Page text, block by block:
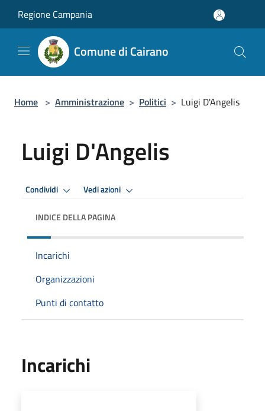
Regione Campania
Comune di Cairano
Home > Amministrazione > Politici > Luigi D'Angelis
Luigi D'Angelis
Condividi Vedi azioni
INDICE DELLA PAGINA
Incarichi
Organizzazioni
Punti di contatto
Incarichi